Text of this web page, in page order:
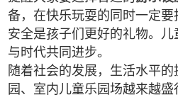
备，在快乐玩耍的同时一定
安全是孩子们更好的礼物。儿
与时代共同进步。
随着社会的发展，生活水平
园、室内儿童乐园场越来越盛